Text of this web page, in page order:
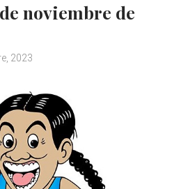
noviembre de
2023